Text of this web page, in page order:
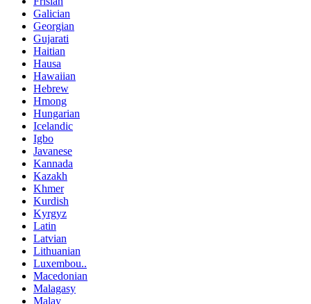
Galician
Georgian
Gujarati
Haitian
Hausa
Hawaiian
Hebrew
Hmong
Hungarian
Icelandic
Igbo
Javanese
Kannada
Kazakh
Khmer
Kurdish
Kyrgyz
Latin
Latvian
Lithuanian
Luxembou..
Macedonian
Malagasy
Malay